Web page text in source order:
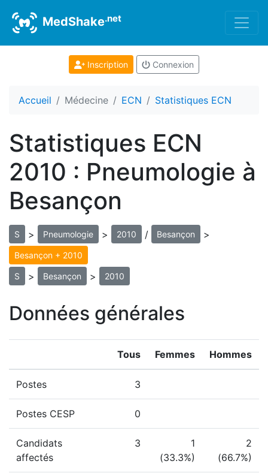
MedShake.net
Inscription Connexion
Accueil Médecine ECN Statistiques ECN
Statistiques ECN
2010 : Pneumologie à
Besançon
S > Pneumologie > 2010 / Besançon >
Besançon + 2010
S > Besançon > 2010
Données générales
Tous Femmes Hommes
Postes 3
Postes CESP 0
Candidats
affectés
3
1
(33.3%)
2
(66.7%)